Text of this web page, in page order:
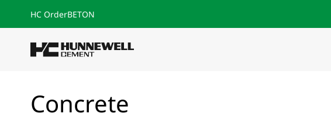
HC OrderBETON
Concrete